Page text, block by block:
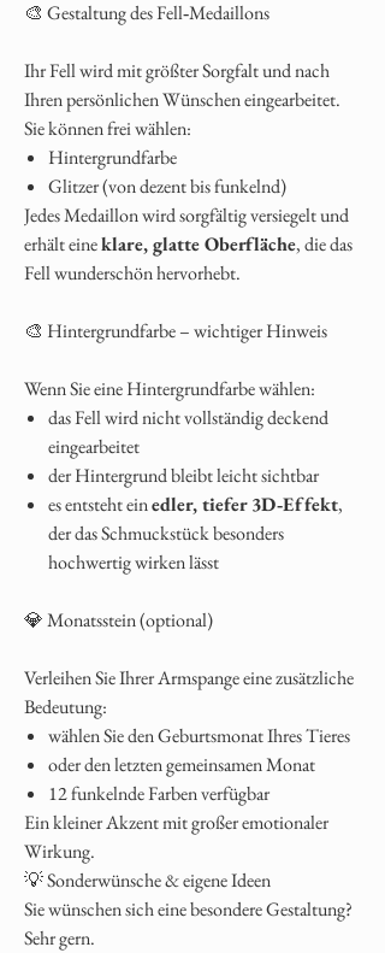
🎨 Gestaltung des Fell‑Medaillons
Ihr Fell wird mit größter Sorgfalt und nach
Ihren persönlichen Wünschen eingearbeitet.
Sie können frei wählen:
Hintergrundfarbe
Glitzer (von dezent bis funkelnd)
Jedes Medaillon wird sorgfältig versiegelt und
erhält eineklare, glatte Oberfläche, die das
Fell wunderschön hervorhebt.
🎨 Hintergrundfarbe – wichtiger Hinweis
Wenn Sie eine Hintergrundfarbe wählen:
das Fell wird nicht vollständig deckend
eingearbeitet
der Hintergrund bleibt leicht sichtbar
es entsteht einedler, tiefer 3D‑Effekt,
der das Schmuckstück besonders
hochwertig wirken lässt
💎 Monatsstein (optional)
Verleihen Sie Ihrer Armspange eine zusätzliche
Bedeutung:
wählen Sie den Geburtsmonat Ihres Tieres
oder den letzten gemeinsamen Monat
12 funkelnde Farben verfügbar
Ein kleiner Akzent mit großer emotionaler
Wirkung.
💡 Sonderwünsche & eigene Ideen
Sie wünschen sich eine besondere Gestaltung?
Sehr gern.